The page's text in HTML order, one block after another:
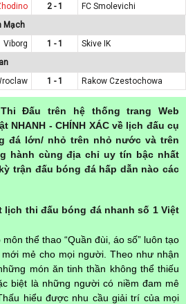
2 - 1
FC Smolevichi
Mạch
Viborg 1 - 1
Skive IK
1 - 1 Rakow Czestochowa
Đấu trên hệ thống trang Web
NHANH - CHÍNH XÁC về lịch đấu cụ
đá lớn/ nhỏ trên nhỏ nước và trên
hành cùng địa chỉ uy tín bậc nhất
trận đấu bóng đá hấp dẫn nào các
lịch thi đấu bóng đá nhanh số 1 Việt
thể thao “Quần đùi, áo số” luôn tạo
mẻ cho mọi người. Theo như nhận
món ăn tinh thần không thể thiếu
biệt là những người có niềm đam mê
hiểu được nhu cầu giải trí của mọi